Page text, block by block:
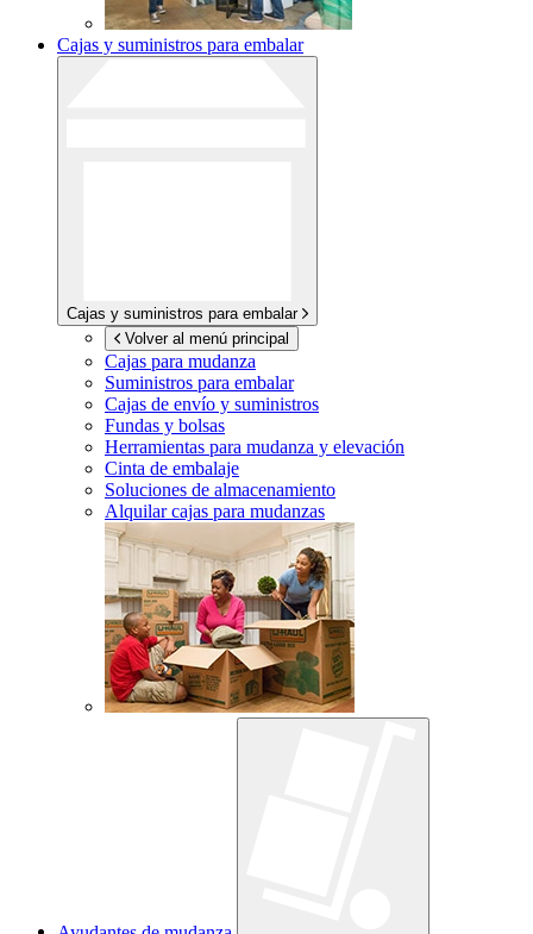
Cajas y suministros para embalar
Cajas y suministros para embalar
Volver al menú principal
Cajas para mudanza
Suministros para embalar
Cajas de envío y suministros
Fundas y bolsas
Herramientas para mudanza y elevación
Cinta de embalaje
Soluciones de almacenamiento
Alquilar cajas para mudanzas